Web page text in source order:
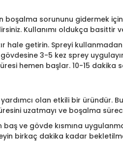
boşalma sorununu gidermek
Kullanımı oldukça basittir
hale getirin. Spreyi
3-5 kez sprey
hemen başlar. 10-15 dakika
olan etkili bir
uzatmayı ve boşalma
ve gövde kısmına
birkaç dakika kadar